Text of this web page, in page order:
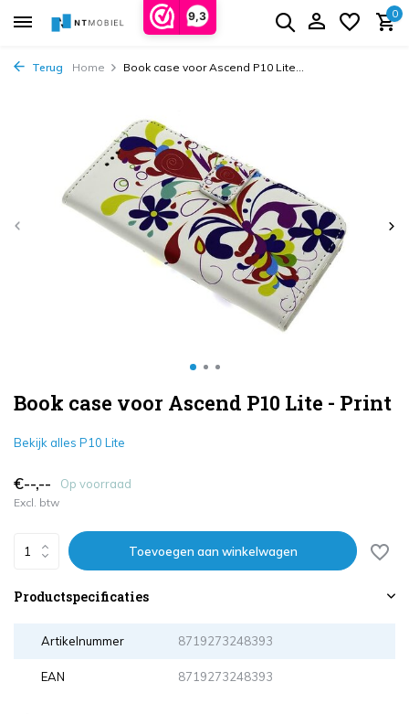
9,3 0
Terug Home Book case voor Ascend P10 Lite...
Book case voor Ascend P10 Lite - Print
Bekijk alles P10 Lite
€--,-- Op voorraad
Excl. btw
Toevoegen aan winkelwagen
Productspecificaties
Artikelnummer 8719273248393
EAN 8719273248393